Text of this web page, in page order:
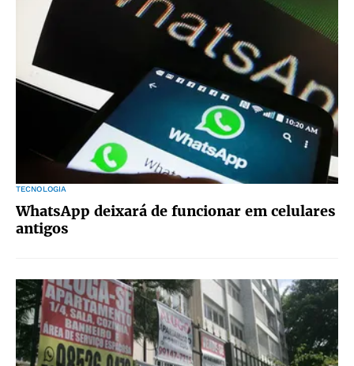
TECNOLOGIA
WhatsApp deixará de funcionar em celulares
antigos